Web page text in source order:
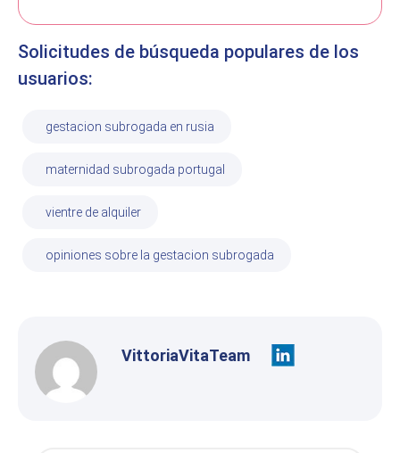
Solicitudes de búsqueda populares de los
usuarios:
gestacion subrogada en rusia
maternidad subrogada portugal
vientre de alquiler
opiniones sobre la gestacion subrogada
VittoriaVitaTeam